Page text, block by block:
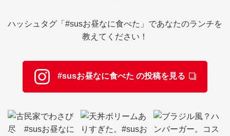
ハッシュタグ「#susお昼なに食べた」であなたのランチを
教えてください！
#susお昼なに食べた の投稿を見る